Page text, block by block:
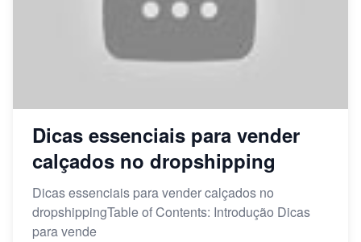
Dicas essenciais para vender
calçados no dropshipping
Dicas essenciais para vender calçados no
dropshippingTable of Contents: Introdução Dicas
para vende